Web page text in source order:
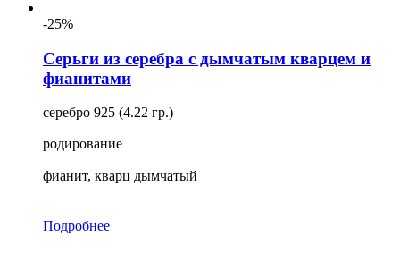
-25%
Серьги из серебра с дымчатым кварцем и
фианитами
серебро 925 (4.22 гр.)
родирование
фианит, кварц дымчатый
Подробнее